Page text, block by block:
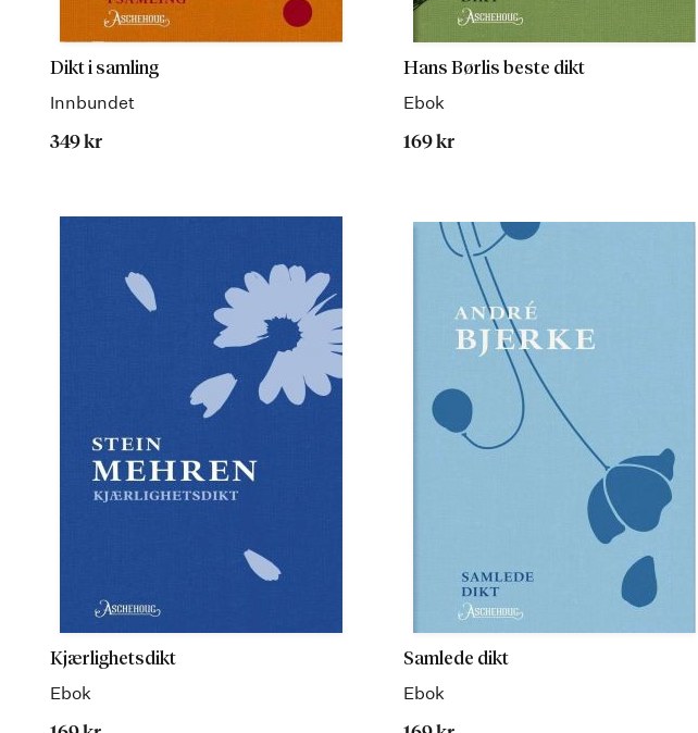
Dikt i samling
Innbundet
349 kr
Hans Børlis beste dikt
Ebok
169 kr
Kjærlighetsdikt
Ebok
Samlede dikt
Ebok